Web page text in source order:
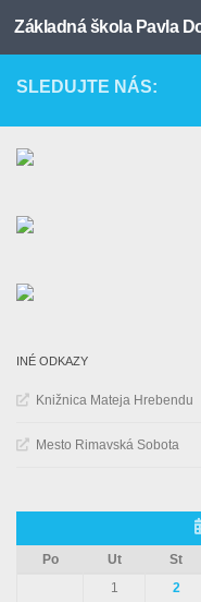
Preskočiť na obsah
SLEDUJTE NÁS:
INÉ ODKAZY
Knižnica Mateja Hrebendu
Mesto Rimavská Sobota
Po
Ut St
1
2